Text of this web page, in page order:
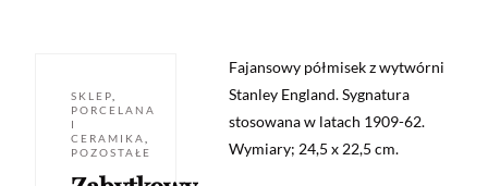
SKLEP
PORCELANA
I
CERAMIKA
POZOSTAŁE
Fajansowy półmisek z wytwórni
Stanley England. Sygnatura
stosowana w latach 1909-62.
Wymiary; 24,5 x 22,5 cm.